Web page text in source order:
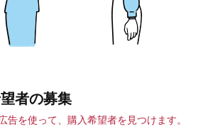
者の募集
告を使って、購入希望者を見つけます。